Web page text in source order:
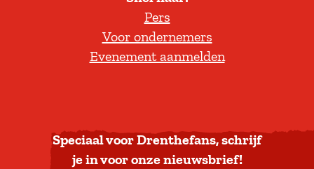
t
e
r
a
a
Pers
Voor ondernemers
Evenement aanmelden
Speciaal voor Drenthefans, schrijf
je in voor onze nieuwsbrief!